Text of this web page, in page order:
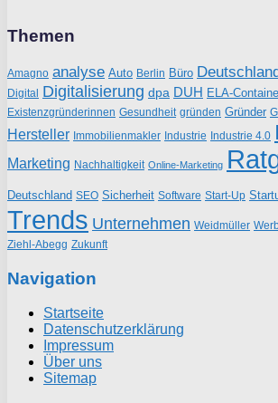
Themen
Amagno analyse Auto Berlin Büro
Digital Digitalisierung dpa DUH ELA-
Existenzgründerinnen Gesundheit gründen Gründer
Hersteller Immobilienmakler Industrie Industrie 4.0
Marketing Nachhaltigkeit Online-Marketing
Deutschland SEO Sicherheit Software Start-Up
Trends Unternehmen Weidmüller
Ziehl-Abegg Zukunft
Navigation
Startseite
Datenschutzerklärung
Impressum
Über uns
Sitemap